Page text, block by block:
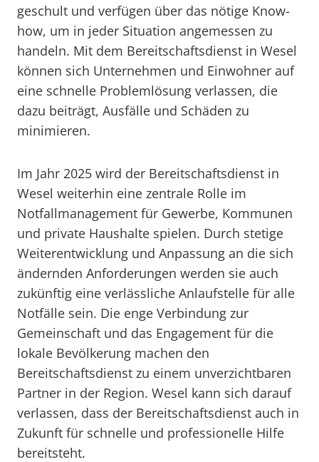
geschult und verfügen über das nötige Know-
how, um in jeder Situation angemessen zu
handeln. Mit dem Bereitschaftsdienst in Wesel
können sich Unternehmen und Einwohner auf
eine schnelle Problemlösung verlassen, die
dazu beiträgt, Ausfälle und Schäden zu
minimieren.
Im Jahr 2025 wird der Bereitschaftsdienst in
Wesel weiterhin eine zentrale Rolle im
Notfallmanagement für Gewerbe, Kommunen
und private Haushalte spielen. Durch stetige
Weiterentwicklung und Anpassung an die sich
ändernden Anforderungen werden sie auch
zukünftig eine verlässliche Anlaufstelle für alle
Notfälle sein. Die enge Verbindung zur
Gemeinschaft und das Engagement für die
lokale Bevölkerung machen den
Bereitschaftsdienst zu einem unverzichtbaren
Partner in der Region. Wesel kann sich darauf
verlassen, dass der Bereitschaftsdienst auch in
Zukunft für schnelle und professionelle Hilfe
bereitsteht.